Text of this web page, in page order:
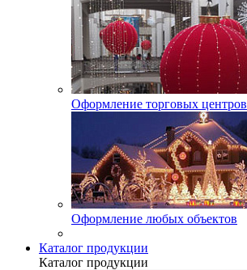
Оформление торговых центров
Оформление любых объектов
Каталог продукции
Каталог продукции